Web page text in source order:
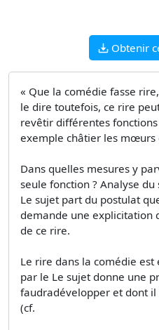
Obtenir
« Que la comédie fasse
le dire toutefois, ce rire
revêtir différentes
exemple châtier les mœurs
Dans quelles mesures y
seule fonction ? Analyse
Le sujet part du postulat
demande une explicitation
de ce rire.
Le rire dans la comédie
par le Le sujet donne une
faudradévelopper et dont
(cf.